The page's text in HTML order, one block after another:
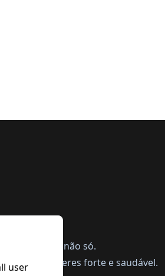
mas não só.
te manteres forte e saudável.
user